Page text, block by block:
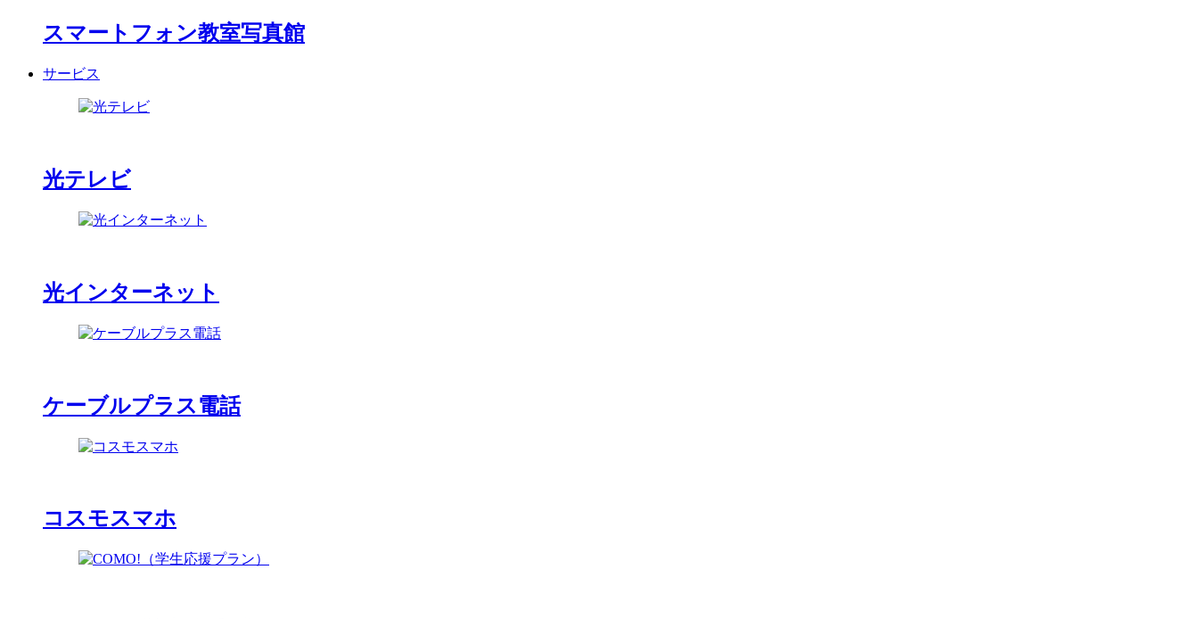
スマートフォン教室写真館
サービス
光テレビ
光インターネット
ケーブルプラス電話
コスモスマホ